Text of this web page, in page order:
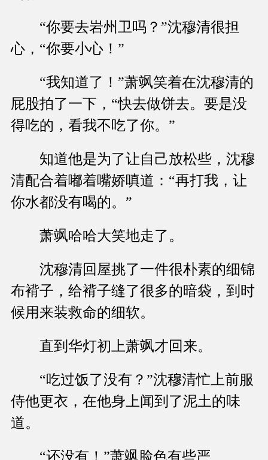
“你要去岩州卫吗？”沈穆清很担
心，“你要小心！”
“我知道了！”萧飒笑着在沈穆清的
屁股拍了一下，“快去做饼去。要是没
得吃的，看我不吃了你。”
知道他是为了让自己放松些，沈穆
清配合着嘟着嘴娇嗔道：“再打我，让
你水都没有喝的。”
萧飒哈哈大笑地走了。
沈穆清回屋挑了一件很朴素的细锦
布褙子，给褙子缝了很多的暗袋，到时
候用来装救命的细软。
直到华灯初上萧飒才回来。
“吃过饭了没有？”沈穆清忙上前服
侍他更衣，在他身上闻到了泥土的味
道。
“还没有！”萧飒脸色有些严